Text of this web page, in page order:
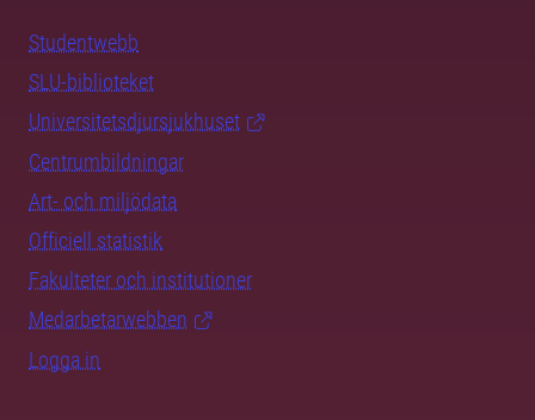
Studentwebb
SLU-biblioteket
Universitetsdjursjukhuset
Centrumbildningar
Art- och miljödata
Officiell statistik
Fakulteter och institutioner
Medarbetarwebben
Logga in